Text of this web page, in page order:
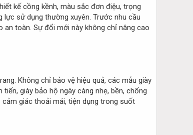
kế cồng kềnh, màu sắc đơn điệu, trọng
sử dụng thường xuyên. Trước nhu cầu
an toàn. Sự đổi mới này không chỉ nâng cao
Không chỉ bảo vệ hiệu quả, các mẫu giày
giày bảo hộ ngày càng nhẹ, bền, chống
giác thoải mái, tiện dụng trong suốt